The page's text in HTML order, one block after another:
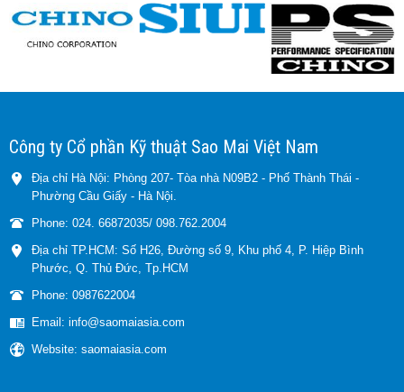
Công ty Cổ phần Kỹ thuật Sao Mai Việt Nam
Địa chỉ Hà Nội: Phòng 207- Tòa nhà N09B2 - Phố Thành Thái -
Phường Cầu Giấy - Hà Nội.
Phone: 024. 66872035/ 098.762.2004
Địa chỉ TP.HCM: Số H26, Đường số 9, Khu phố 4, P. Hiệp Bình
Phước, Q. Thủ Đức, Tp.HCM
Phone: 0987622004
Email: info@saomaiasia.com
Website: saomaiasia.com